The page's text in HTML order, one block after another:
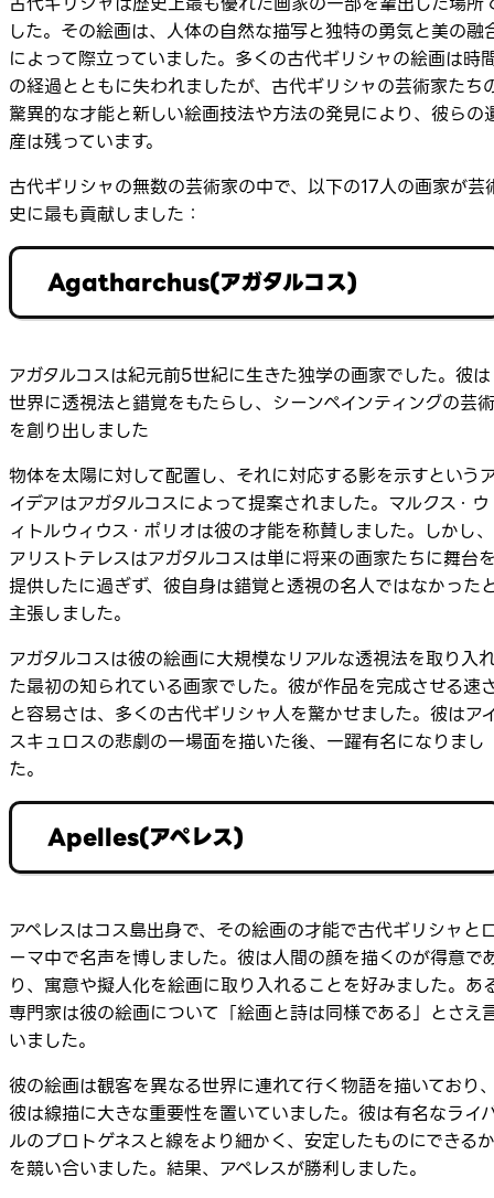
した。その絵画は、人体の自然な描写と独特の勇気と美の融
によって際立っていました。多くの古代ギリシャの絵画は時
の経過とともに失われましたが、古代ギリシャの芸術家たち
驚異的な才能と新しい絵画技法や方法の発見により、彼らの
産は残っています。
古代ギリシャの無数の芸術家の中で、以下の17人の画家が芸
史に最も貢献しました：
Agatharchus(アガタルコス)
アガタルコスは紀元前5世紀に生きた独学の画家でした。彼は
世界に透視法と錯覚をもたらし、シーンペインティングの芸術
を創り出しました
物体を太陽に対して配置し、それに対応する影を示すという
イデアはアガタルコスによって提案されました。マルクス・ウ
ィトルウィウス・ポリオは彼の才能を称賛しました。しかし、
アリストテレスはアガタルコスは単に将来の画家たちに舞台
提供したに過ぎず、彼自身は錯覚と透視の名人ではなかった
主張しました。
アガタルコスは彼の絵画に大規模なリアルな透視法を取り入
た最初の知られている画家でした。彼が作品を完成させる速
と容易さは、多くの古代ギリシャ人を驚かせました。彼はア
スキュロスの悲劇の一場面を描いた後、一躍有名になりまし
た。
Apelles(アペレス)
アペレスはコス島出身で、その絵画の才能で古代ギリシャと
ーマ中で名声を博しました。彼は人間の顔を描くのが得意で
り、寓意や擬人化を絵画に取り入れることを好みました。あ
専門家は彼の絵画について「絵画と詩は同様である」とさえ
いました。
彼の絵画は観客を異なる世界に連れて行く物語を描いており
彼は線描に大きな重要性を置いていました。彼は有名なライ
ルのプロトゲネスと線をより細かく、安定したものにできるか
を競い合いました。結果、アペレスが勝利しました。